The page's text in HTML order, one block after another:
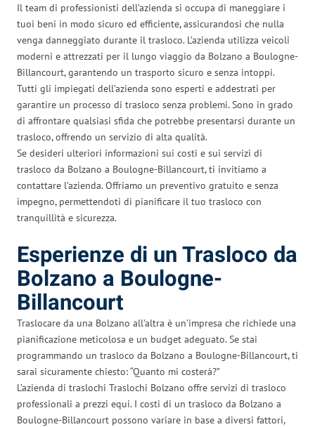
Il team di professionisti dell’azienda si occupa di maneggiare i
tuoi beni in modo sicuro ed efficiente, assicurandosi che nulla
venga danneggiato durante il trasloco. L’azienda utilizza veicoli
moderni e attrezzati per il lungo viaggio da Bolzano a Boulogne-
Billancourt, garantendo un trasporto sicuro e senza intoppi.
Tutti gli impiegati dell’azienda sono esperti e addestrati per
garantire un processo di trasloco senza problemi. Sono in grado
di affrontare qualsiasi sfida che potrebbe presentarsi durante un
trasloco, offrendo un servizio di alta qualità.
Se desideri ulteriori informazioni sui costi e sui servizi di
trasloco da Bolzano a Boulogne-Billancourt, ti invitiamo a
contattare l’azienda. Offriamo un preventivo gratuito e senza
impegno, permettendoti di pianificare il tuo trasloco con
tranquillità e sicurezza.
Esperienze di un Trasloco da
Bolzano a Boulogne-
Billancourt
Traslocare da una Bolzano all’altra è un’impresa che richiede una
pianificazione meticolosa e un budget adeguato. Se stai
programmando un trasloco da Bolzano a Boulogne-Billancourt, ti
sarai sicuramente chiesto: “Quanto mi costerà?”
L’azienda di traslochi Traslochi Bolzano offre servizi di trasloco
professionali a prezzi equi. I costi di un trasloco da Bolzano a
Boulogne-Billancourt possono variare in base a diversi fattori,